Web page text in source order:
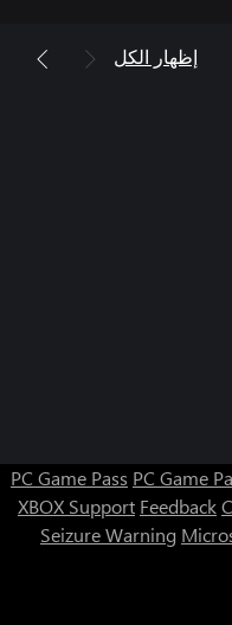
إظهار الكل
PC Game Pass PC Game
XBOX Support Feedback
Seizure Warning